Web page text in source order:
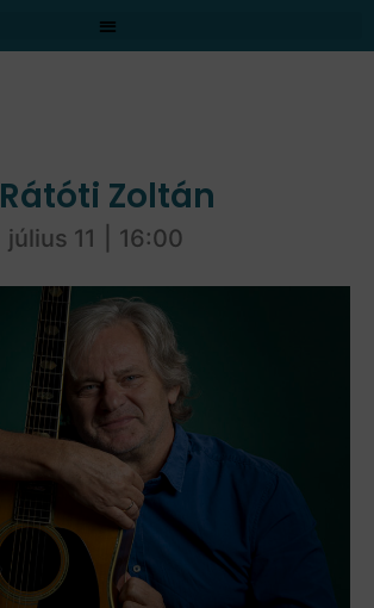
Rátóti Zoltán
július 11 16:00